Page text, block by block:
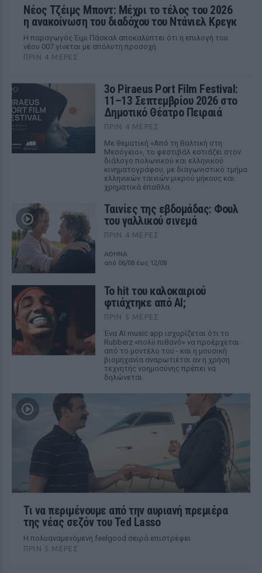
Νέος Τζέιμς Μποντ: Μέχρι το τέλος του 2026
η ανακοίνωση του διαδόχου του Ντάνιελ Κρεγκ
Η παραγωγός Έιμι Πάσκαλ αποκαλύπτει ότι η επιλογή του
νέου 007 γίνεται με απόλυτη προσοχή
ΠΡΙΝ 4 ΜΈΡΕΣ
3ο Piraeus Port Film Festival:
11–13 Σεπτεμβρίου 2026 στο
Δημοτικό Θέατρο Πειραιά
ΠΡΙΝ 4 ΜΈΡΕΣ
Με θεματική «Από τη Βαλτική στη
Μεσόγειο», το φεστιβάλ εστιάζει στον
διάλογο πολωνικού και ελληνικού
κινηματογράφου, με διαγωνιστικό τμήμα
ελληνικών ταινιών μικρού μήκους και
χρηματικά έπαθλα.
Ταινίες της εβδομάδας: Φουλ
του γαλλικού σινεμά
ΠΡΙΝ 4 ΜΈΡΕΣ
ΑΘΗΝΑ
από 06/08 έως 12/08
Το hit του καλοκαιριού
φτιάχτηκε από AI;
ΠΡΙΝ 5 ΜΈΡΕΣ
Ένα AI music app ισχυρίζεται ότι το
Rubberz «πολύ πιθανό» να προέρχεται
από το μοντέλο του - και η μουσική
βιομηχανία αναρωτιέται αν η χρήση
τεχνητής νοημοσύνης πρέπει να
δηλώνεται.
Τι να περιμένουμε από την αυριανή πρεμιέρα
της νέας σεζόν του Ted Lasso
Η πολυαναμενόμενη feelgood σειρά επιστρέφει
ΠΡΙΝ 5 ΜΈΡΕΣ